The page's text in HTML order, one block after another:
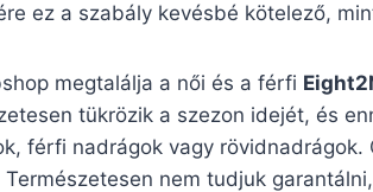
ez a szabály kevésbé kötelező,
megtalálja a női és a férfi
tükrözik a szezon idejét, és
férfi nadrágok vagy
Természetesen nem tudjuk